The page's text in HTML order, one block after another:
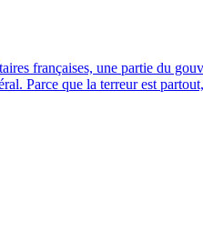
françaises, une partie du
Parce que la terreur est